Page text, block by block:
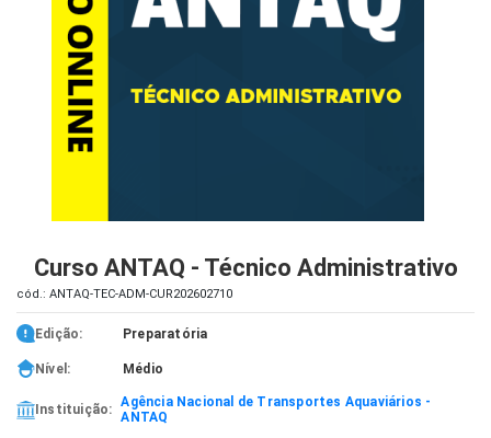
Curso ANTAQ - Técnico Administrativo
cód.: ANTAQ-TEC-ADM-CUR202602710
Edição: Preparatória
Nível: Médio
Instituição: Agência Nacional de Transportes Aquaviários -
ANTAQ